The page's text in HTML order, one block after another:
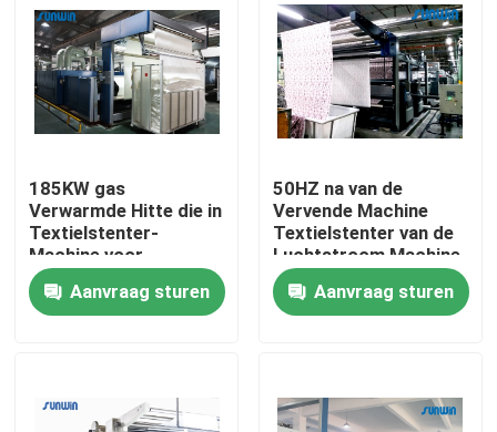
textielstentermachine
De Machine van hete Luchtstenter
De Machine van stoffenstenter
Textiel Drogende Machine
Textiel het Eindigen Machine
185KW gas
Verwarmde Hitte die in
Textielstenter-
Machine voor
Zwaargewicht Stof
plaatsenAanvraag sturen
50HZ na van de
Vervende Machine
Textielstenter van de
Luchtstroom Machine
10 Kamer 2200mm
Aanvraag sturen